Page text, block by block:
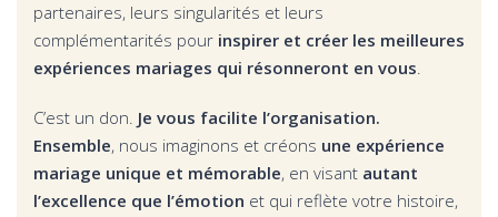
partenaires, leurs singularités et leurs
complémentarités pour inspirer et créer les meilleures
expériences mariages qui résonneront en vous.
C’est un don. Je vous facilite l’organisation.
Ensemble, nous imaginons et créons une expérience
mariage unique et mémorable, en visant autant
l’excellence que l’émotion et qui reflète votre histoire,